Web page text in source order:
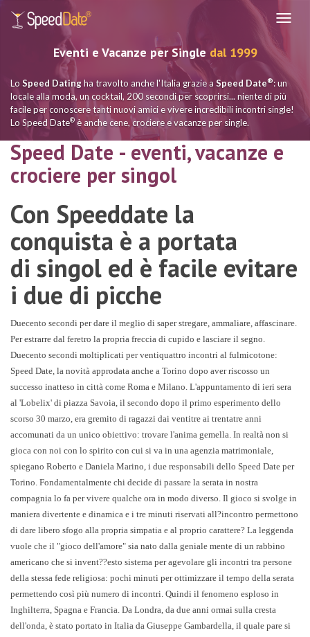
Eventi e Vacanze per Single dal 1999
Lo Speed Datingha travolto anche l'Italia grazie a Speed Date®: un
locale alla moda, un cocktail, 200 secondi per scoprirsi... niente di più
facile per conoscere tanti nuovi amici e vivere incredibili incontri single!
Lo Speed Date® è anche cene, crociere e vacanze per single.
Speed Date - eventi, vacanze e
crociere per singol
Con Speeddate la
conquista è a portata
di singol ed è facile evitare
i due di picche
Duecento secondi per dare il meglio di saper stregare, ammaliare, affascinare.
Per estrarre dal feretro la propria freccia di cupido e lasciare il segno.
Duecento secondi moltiplicati per ventiquattro incontri al fulmicotone:
Speed Date, la novità approdata anche a Torino dopo aver riscosso un
successo inatteso in città come Roma e Milano. L'appuntamento di ieri sera
al 'Lobelix' di piazza Savoia, il secondo dopo il primo esperimento dello
scorso 30 marzo, era gremito di ragazzi dai ventitre ai trentatre anni
accomunati da un unico obiettivo: trovare l'anima gemella. In realtà non si
gioca con noi con lo spirito con cui si va in una agenzia matrimoniale,
spiegano Roberto e Daniela Marino, i due responsabili dello Speed Date per
Torino. Fondamentalmente chi decide di passare la serata in nostra
compagnia lo fa per vivere qualche ora in modo diverso. Il gioco si svolge in
maniera divertente e dinamica e i tre minuti riservati all?incontro permettono
di dare libero sfogo alla propria simpatia e al proprio carattere? La leggenda
vuole che il "gioco dell'amore" sia nato dalla geniale mente di un rabbino
americano che si invent??esto sistema per agevolare gli incontri tra persone
della stessa fede religiosa: pochi minuti per ottimizzare il tempo della serata
permettendo così più numero di incontri. Quindi il fenomeno esploso in
Inghilterra, Spagna e Francia. Da Londra, da due anni ormai sulla cresta
dell'onda, è stato portato in Italia da Giuseppe Gambardella, il quale pare si